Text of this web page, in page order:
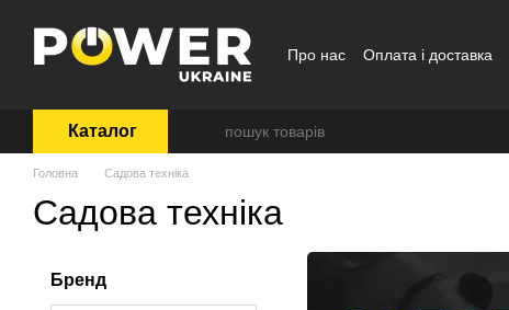
Про нас Оплата і доставка
Каталог
Головна Садова техніка
Садова техніка
Бренд